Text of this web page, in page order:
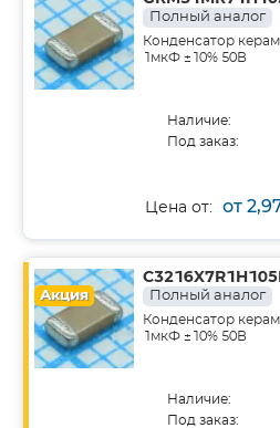
Полный аналог
Конденсатор
1мкФ ±10% 50В
Наличие:
Под заказ:
Цена от: от
Акция Полный аналог
Конденсатор
1мкФ ±10% 50В
Наличие:
Под заказ: